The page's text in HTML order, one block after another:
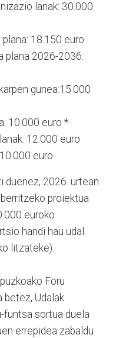
lanak: 30.000
18.150 euro
plana 2026-2036:
gunea:15.000
10.000 euro *
12.000 euro
euro
duenez, 2026. urtean
proiektua
euroko
handi hau udal
litzateke).
Foru
betez, Udalak
funtsa sortua duela
errepidea zabaldu